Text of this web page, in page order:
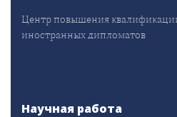
Центр повышения
иностранных дипломатов
Научная работа